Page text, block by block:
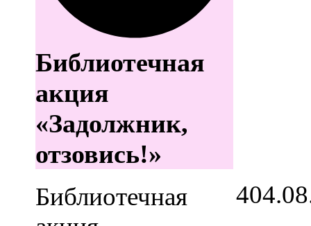
Библиотечная
акция
«Задолжник,
отзовись!»
Библиотечная
4